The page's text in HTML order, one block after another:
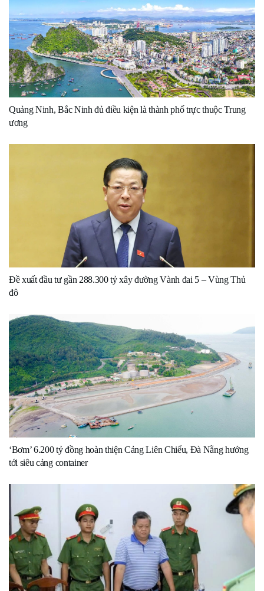
Quảng Ninh, Bắc Ninh đủ điều kiện là thành phố trực thuộc Trung
ương
Đề xuất đầu tư gần 288.300 tỷ xây đường Vành đai 5 – Vùng Thủ
đô
‘Bơm’ 6.200 tỷ đồng hoàn thiện Cảng Liên Chiểu, Đà Nẵng hướng
tới siêu cảng container